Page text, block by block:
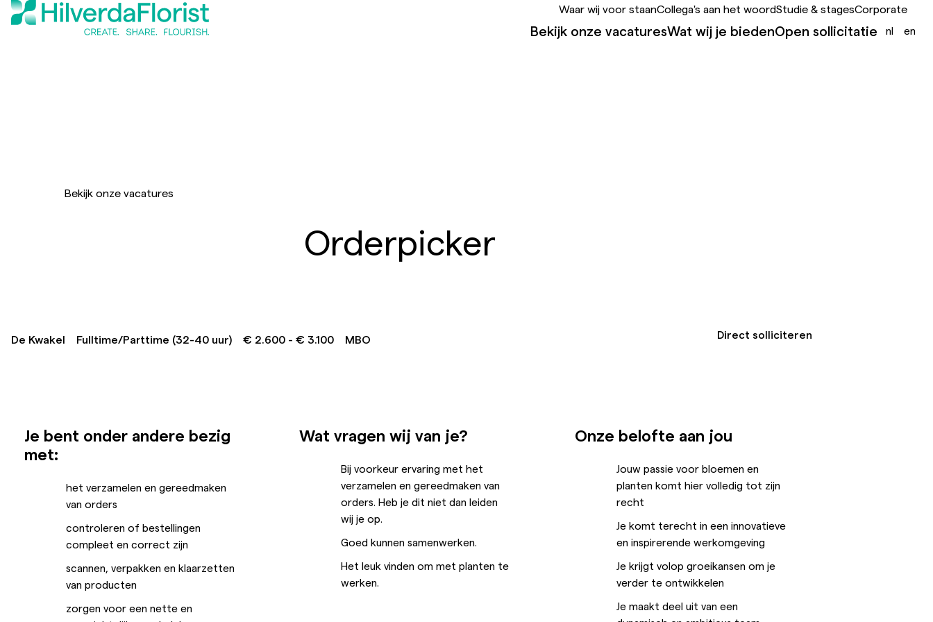
Waar wij voor staanCollega's aan het woordStudie & stagesCorporate
Bekijk onze vacaturesWat wij je biedenOpen sollicitatie nl en
Orderpicker
Bekijk onze vacatures
De Kwakel Fulltime/Parttime (32-40 uur) € 2.600 - € 3.100 MBO Direct solliciteren
Je bent onder andere bezig
met:
het verzamelen en gereedmaken
van orders
controleren of bestellingen
compleet en correct zijn
scannen, verpakken en klaarzetten
van producten
zorgen voor een nette en
Wat vragen wij van je?
Bij voorkeur ervaring met het
verzamelen en gereedmaken van
orders. Heb je dit niet dan leiden
wij je op.
Goed kunnen samenwerken.
Het leuk vinden om met planten te
werken.
Onze belofte aan jou
Jouw passie voor bloemen en
planten komt hier volledig tot zijn
recht
Je komt terecht in een innovatieve
en inspirerende werkomgeving
Je krijgt volop groeikansen om je
verder te ontwikkelen
Je maakt deel uit van een